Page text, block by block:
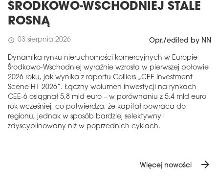
ŚRODKOWO-WSCHODNIEJ STALE
ROSNĄ
schedule 03 sierpnia 2026 Opr./edited by NN
Dynamika rynku nieruchomości komercyjnych w Europie
Środkowo-Wschodniej wyraźnie wzrosła w pierwszej połowie
2026 roku, jak wynika z raportu Colliers „CEE Investment
Scene H1 2026”. Łączny wolumen inwestycji na rynkach
CEE-6 osiągnął 5,8 mld euro – w porównaniu z 5,4 mld euro
rok wcześniej, co potwierdza, że ​​kapitał powraca do
regionu, jednak w sposób bardziej selektywny i
zdyscyplinowany niż w poprzednich cyklach.
Więcej nowości arrow_forward